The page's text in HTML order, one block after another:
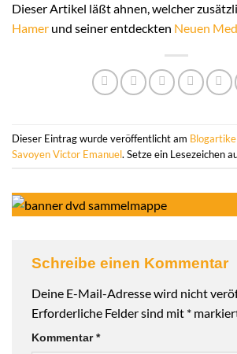
Dieser Artikel läßt ahnen, welcher
Hamer und seiner entdeckten Neuen
Dieser Eintrag wurde veröffentlicht am
Savoyen Victor Emanuel. Setze ein Lesezeichen
Schreibe einen Kommentar
Deine E-Mail-Adresse wird nicht
Erforderliche Felder sind mit *
Kommentar*